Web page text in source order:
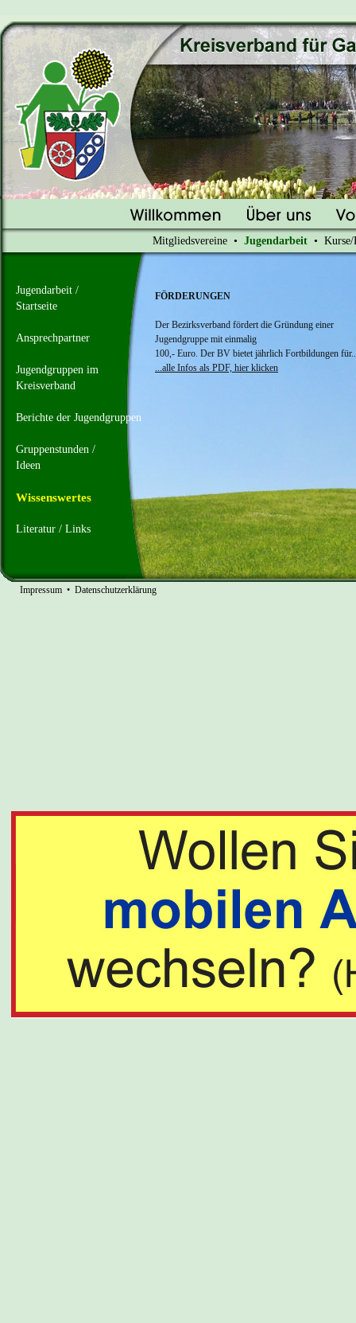
Jugendarbeit /
Startseite
Ansprechpartner
Jugendgruppen im
Kreisverband
Berichte der Jugendgruppen
Gruppenstunden /
Ideen
Wissenswertes
Literatur / Links
FÖRDERUNGEN
Der Bezirksverband fördert die Gründung einer
Jugendgruppe mit einmalig
100,- Euro. Der BV bietet jährlich Fortbildungen
...alle Infos als PDF, hier klicken
Mitgliedsvereine • Jugendarbeit • Kurse/
Impressum • Datenschutzerklärung